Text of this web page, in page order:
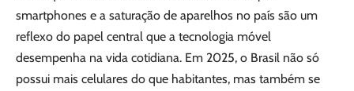
smartphones e a saturação de aparelhos no país são um
reflexo do papel central que a tecnologia móvel
desempenha na vida cotidiana. Em 2025, o Brasil não só
possui mais celulares do que habitantes, mas também se